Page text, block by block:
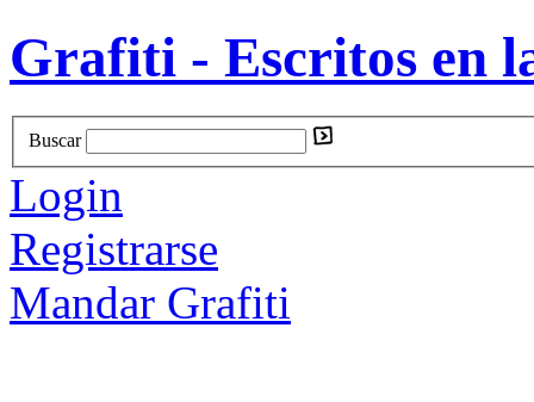
Grafiti - Escritos en
Buscar
Login
Registrarse
Mandar Grafiti